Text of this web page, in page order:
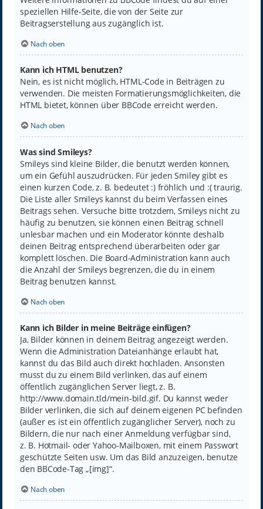
speziellen Hilfe-Seite, die von der Seite zur
Beitragserstellung aus zugänglich ist.
Nach oben
Kann ich HTML benutzen?
Nein, es ist nicht möglich, HTML-Code in Beiträgen zu
verwenden. Die meisten Formatierungsmöglichkeiten, die
HTML bietet, können über BBCode erreicht werden.
Nach oben
Was sind Smileys?
Smileys sind kleine Bilder, die benutzt werden können,
um ein Gefühl auszudrücken. Für jeden Smiley gibt es
einen kurzen Code, z. B. bedeutet :) fröhlich und :( traurig.
Die Liste aller Smileys kannst du beim Verfassen eines
Beitrags sehen. Versuche bitte trotzdem, Smileys nicht zu
häufig zu benutzen, sie können einen Beitrag schnell
unlesbar machen und ein Moderator könnte deshalb
deinen Beitrag entsprechend überarbeiten oder gar
komplett löschen. Die Board-Administration kann auch
die Anzahl der Smileys begrenzen, die du in einem
Beitrag benutzen kannst.
Nach oben
Kann ich Bilder in meine Beiträge einfügen?
Ja, Bilder können in deinem Beitrag angezeigt werden.
Wenn die Administration Dateianhänge erlaubt hat,
kannst du das Bild auch direkt hochladen. Ansonsten
musst du zu einem Bild verlinken, das auf einem
öffentlich zugänglichen Server liegt, z. B.
http://www.domain.tld/mein-bild.gif. Du kannst weder
Bilder verlinken, die sich auf deinem eigenen PC befinden
(außer es ist ein öffentlich zugänglicher Server), noch zu
Bildern, die nur nach einer Anmeldung verfügbar sind,
z. B. Hotmail- oder Yahoo-Mailboxen, mit einem Passwort
geschützte Seiten usw. Um das Bild anzuzeigen, benutze
den BBCode-Tag „[img]“.
Nach oben